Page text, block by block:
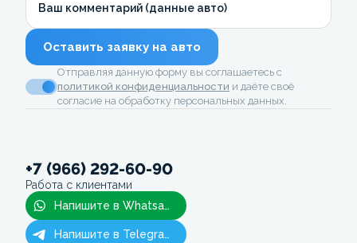
Ваш комментарий (данные авто)
Оставить заявку на авто
Отправляя данную форму вы соглашаетесь с
политикой конфиденциальности и даёте своё
согласие на обработку персональных данных.
+7 (966) 292-60-90
Работа с клиентами
Напишите в Whatsapp
Напишите в Telegram